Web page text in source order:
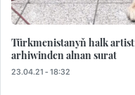
Türkmenistanyň halk
arhiwinden alnan surat
23.04.21 - 18:32